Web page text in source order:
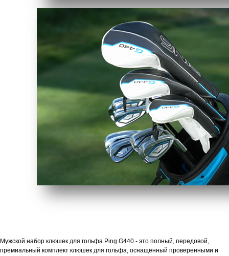
Мужской набор клюшек для гольфа Ping G440 - это полный, передовой,
премиальный комплект клюшек для гольфа, оснащенный проверенными и